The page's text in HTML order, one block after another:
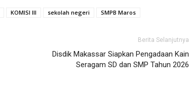
KOMISI III sekolah negeri SMPB Maros
Berita Selanjutnya
Disdik Makassar Siapkan Pengadaan Kain
Seragam SD dan SMP Tahun 2026